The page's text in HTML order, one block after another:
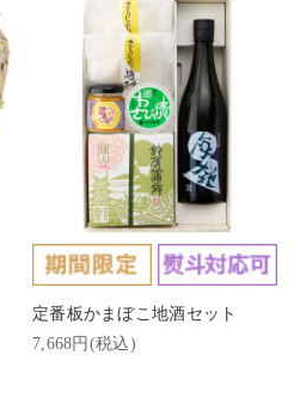
定番板かまぼこ地酒セット
7,668円(税込)